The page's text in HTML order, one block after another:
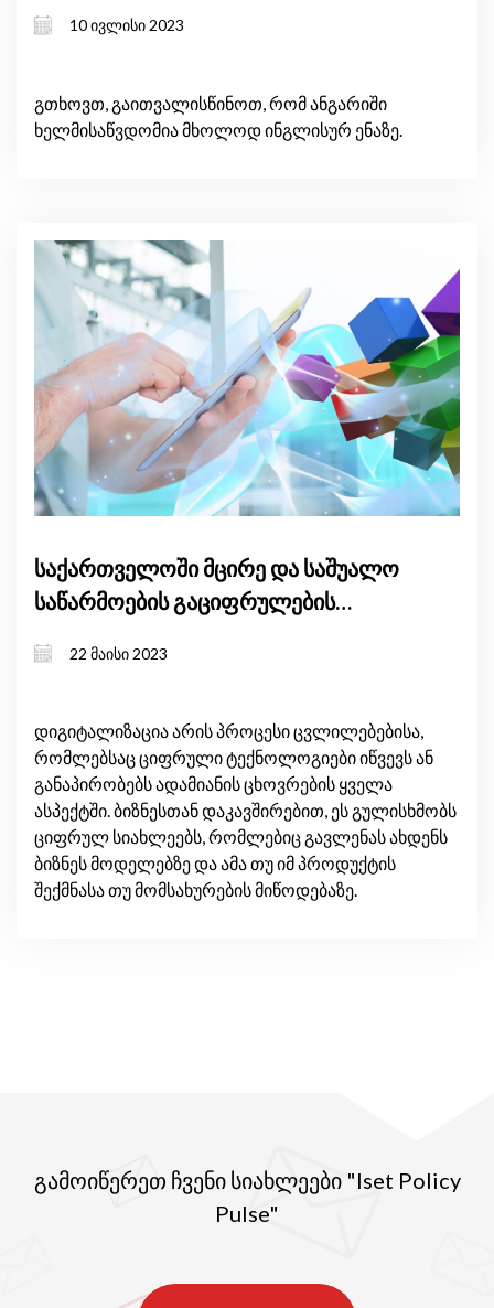
10 ივლისი 2023
გთხოვთ, გაითვალისწინოთ, რომ ანგარიში
ხელმისაწვდომია მხოლოდ ინგლისურ ენაზე.
საქართველოში მცირე და საშუალო
საწარმოების გაციფრულების
22 მაისი 2023
დიგიტალიზაცია არის პროცესი ცვლილებებისა,
რომლებსაც ციფრული ტექნოლოგიები იწვევს ან
განაპირობებს ადამიანის ცხოვრების ყველა
ასპექტში. ბიზნესთან დაკავშირებით, ეს გულისხმობს
ციფრულ სიახლეებს, რომლებიც გავლენას ახდენს
ბიზნეს მოდელებზე და ამა თუ იმ პროდუქტის
შექმნასა თუ მომსახურების მიწოდებაზე.
გამოიწერეთ ჩვენი სიახლეები "Iset Policy
Pulse"